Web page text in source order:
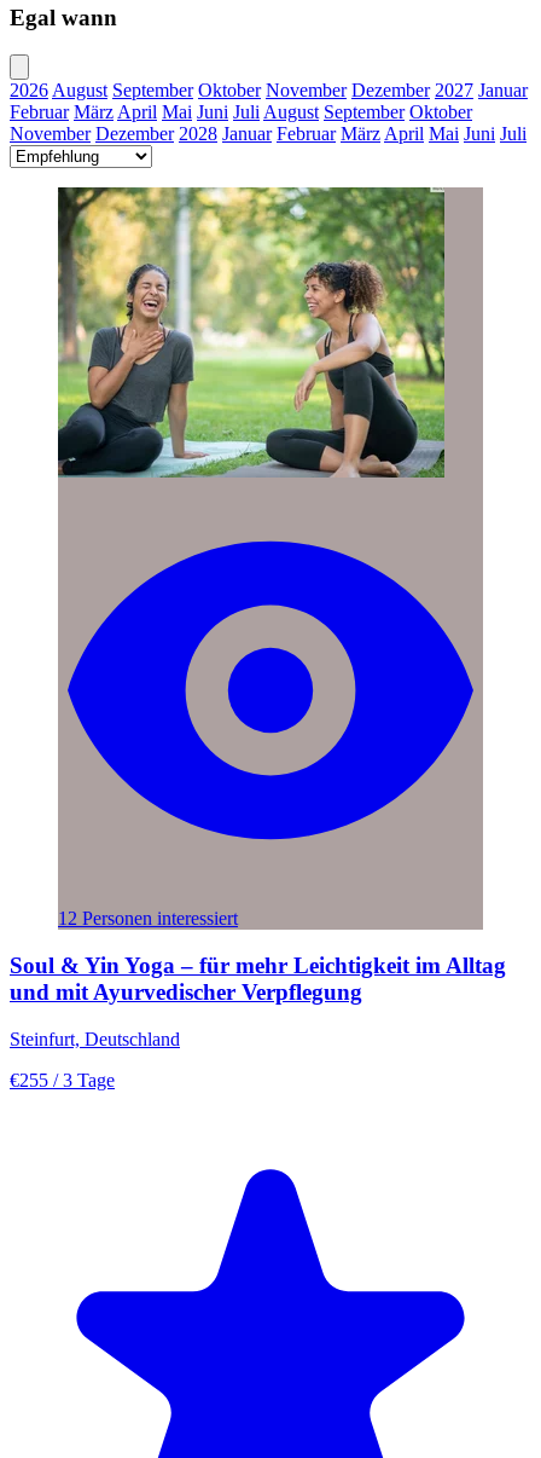
Egal wann
2026 August September Oktober November Dezember 2027 Januar
Februar März April Mai Juni Juli August September Oktober
November Dezember 2028 Januar Februar März April Mai Juni Juli
12 Personen interessiert
Soul & Yin Yoga – für mehr Leichtigkeit im Alltag
und mit Ayurvedischer Verpflegung
Steinfurt, Deutschland
€255 / 3 Tage